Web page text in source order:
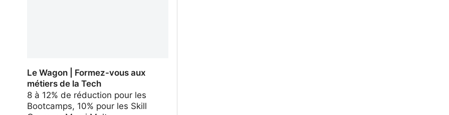
Le Wagon | Formez-vous aux
métiers de la Tech
8 à 12% de réduction pour les
Bootcamps, 10% pour les Skill